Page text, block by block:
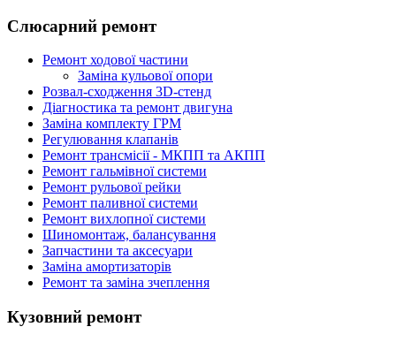
Cлюсарний ремонт
Ремонт ходової частини
Заміна кульової опори
Розвал-сходження 3D-стенд
Діагностика та ремонт двигуна
Заміна комплекту ГРМ
Регулювання клапанів
Ремонт трансмісії - МКПП та АКПП
Ремонт гальмівної системи
Ремонт рульової рейки
Ремонт паливної системи
Ремонт вихлопної системи
Шиномонтаж, балансування
Запчастини та аксесуари
Заміна амортизаторів
Ремонт та заміна зчеплення
Кузовний ремонт